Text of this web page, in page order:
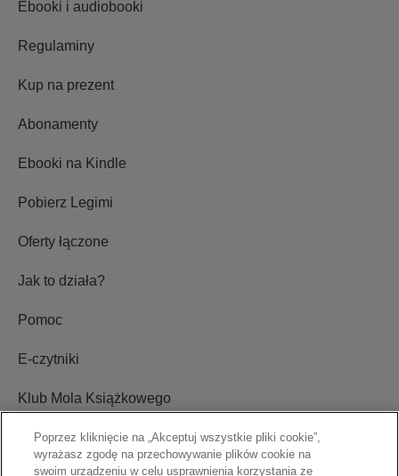
Ebooki i audiobooki
Regulaminy
Kup na prezent
Abonamenty
Ebooki na Kindle
Pobierz Legimi
Oferty łączone
Jak to działa?
Pomoc
E-czytniki
Klub Mola Książkowego
Ustawienia plików cookie
Poprzez kliknięcie na „Akceptuj wszystkie pliki cookie”,
wyrażasz zgodę na przechowywanie plików cookie na
swoim urządzeniu w celu usprawnienia korzystania ze